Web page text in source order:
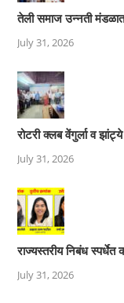
तेली समाज उन्नती
July 31, 2026
रोटरी क्लब वेंगुर्ला व
July 31, 2026
राज्यस्तरीय निबंध
July 31, 2026